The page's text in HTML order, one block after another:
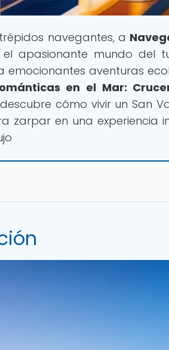
navegantes, a
apasionante mundo del
emocionantes aventuras
en el Mar:
cómo vivir un San
zarpar en una experiencia